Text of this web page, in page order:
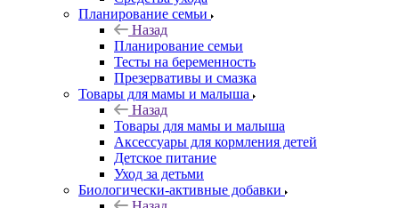
Планирование семьи
Назад
Планирование семьи
Тесты на беременность
Презервативы и смазка
Товары для мамы и малыша
Назад
Товары для мамы и малыша
Аксессуары для кормления детей
Детское питание
Уход за детьми
Биологически-активные добавки